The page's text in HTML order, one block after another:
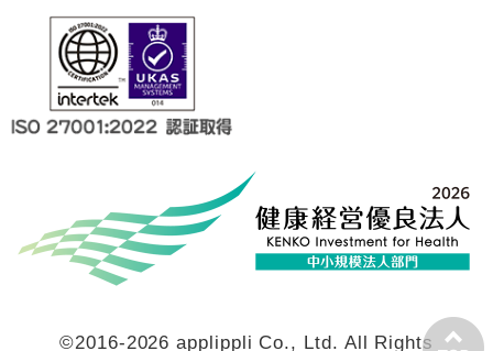
©2016-2026 applippli Co., Ltd. All Rights